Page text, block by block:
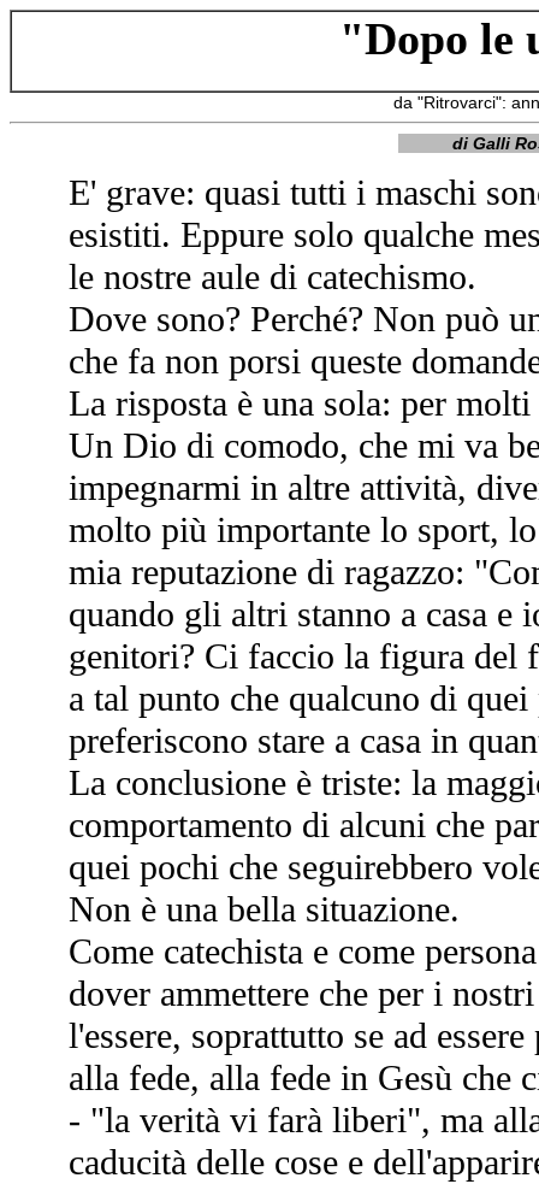
"Dopo le
da "Ritrovarci":
di Galli
E' grave: quasi tutti i maschi
esistiti. Eppure solo qualche
le nostre aule di catechismo.
Dove sono? Perché? Non può
che fa non porsi queste
La risposta è una sola: per
Un Dio di comodo, che mi va
impegnarmi in altre attività,
molto più importante lo sport,
mia reputazione di ragazzo:
quando gli altri stanno a casa e
genitori? Ci faccio la figura del
a tal punto che qualcuno di
preferiscono stare a casa in
La conclusione è triste: la
comportamento di alcuni che
quei pochi che seguirebbero
Non è una bella situazione.
Come catechista e come
dover ammettere che per i
l'essere, soprattutto se ad
alla fede, alla fede in Gesù
- "la verità vi farà liberi", ma
caducità delle cose e